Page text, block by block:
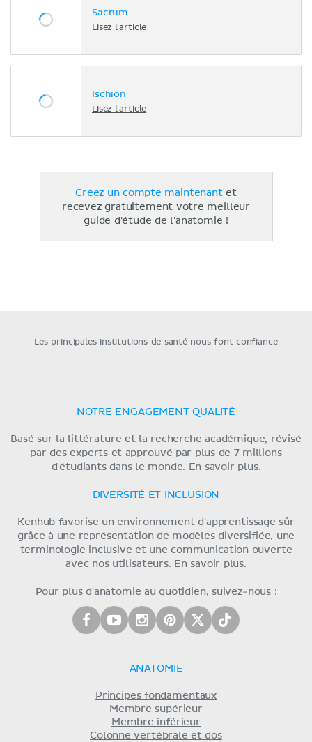
Sacrum
Lisez l'article
Ischion
Lisez l'article
Créez un compte maintenantet
recevez gratuitement votre meilleur
guide d'étude de l'anatomie !
Les principales institutions de santé nous font confiance
NOTRE ENGAGEMENT QUALITÉ
Basé sur la littérature et la recherche académique, révisé
par des experts et approuvé par plus de 7 millions
d'étudiants dans le monde. En savoir plus.
DIVERSITÉ ET INCLUSION
Kenhub favorise un environnement d'apprentissage sûr
grâce à une représentation de modèles diversifiée, une
terminologie inclusive et une communication ouverte
avec nos utilisateurs. En savoir plus.
Pour plus d'anatomie au quotidien, suivez-nous :
ANATOMIE
Principes fondamentaux
Membre supérieur
Membre inférieur
Colonne vertébrale et dos